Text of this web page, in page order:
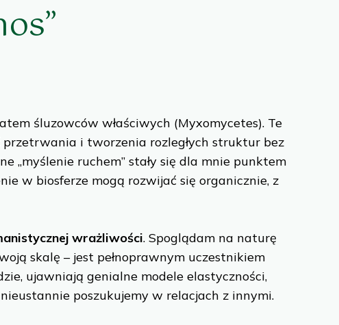
śluzowców właściwych (Myxomycetes). Te
przetrwania i tworzenia rozległych struktur bez
„myślenie ruchem” stały się dla mnie punktem
w biosferze mogą rozwijać się organicznie, z
wrażliwości. Spoglądam na naturę
skalę – jest pełnoprawnym uczestnikiem
ujawniają genialne modele elastyczności,
poszukujemy w relacjach z innymi.